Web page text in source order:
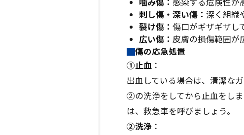
刺し傷・深い傷：深く組織
裂け傷：傷口がギザギザし
広い傷：皮膚の損傷範囲が
傷の応急処置
①止血 ：
出血している場合は、清潔な
②の洗浄をしてから止血をし
は、救急車を呼びましょう。
②洗浄 ：